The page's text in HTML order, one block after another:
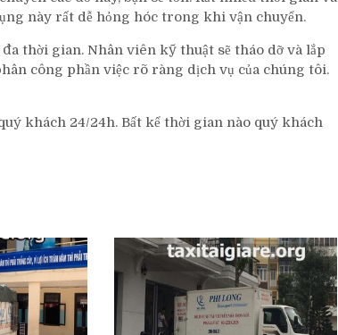
này rất dễ hỏng hóc trong khi vận chuyển.
thời gian. Nhân viên kỹ thuật sẽ tháo dỡ và lắp
công phần việc rõ ràng dịch vụ của chúng tôi.
khách 24/24h. Bất kể thời gian nào quý khách